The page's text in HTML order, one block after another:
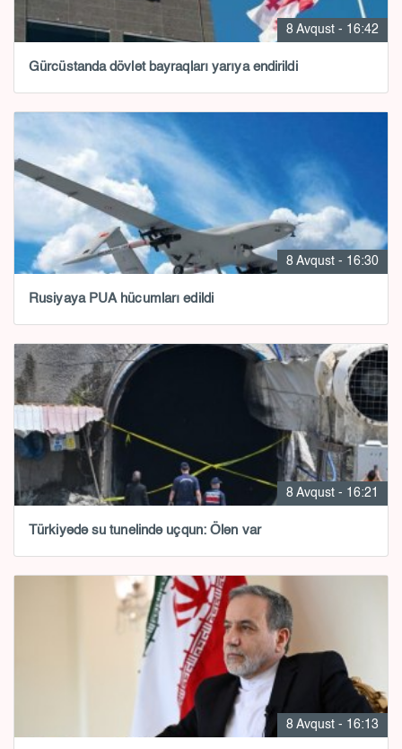
8 Avqust - 16:42
Gürcüstanda dövlət bayraqları yarıya endirildi
8 Avqust - 16:30
Rusiyaya PUA hücumları edildi
8 Avqust - 16:21
Türkiyədə su tunelində uçqun: Ölən var
8 Avqust - 16:13